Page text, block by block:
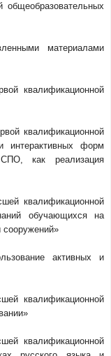
общеобразовательных
материалами
квалификационной
квалификационной
интерактивных форм
как реализация
квалификационной
обучающихся на
сооружений»
активных и
квалификационной
квалификационной